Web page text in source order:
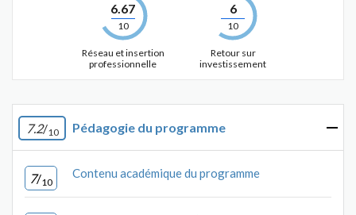
6.67
10
Réseau et insertion
professionnelle
6
10
Retour sur
investissement
7.2/10 Pédagogie du programme
7/10
Contenu académique du programme